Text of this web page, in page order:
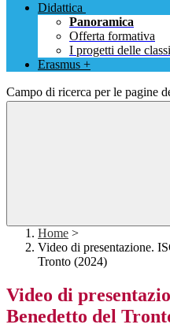
Didattica
Panoramica
Offerta formativa
I progetti delle classi
Erasmus +
Campo di ricerca per le pagine
Home >
Video di presentazione.
Tronto (2024)
Video di
Benedetto del